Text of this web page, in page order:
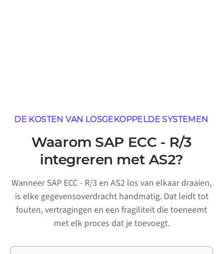
DE KOSTEN VAN LOSGEKOPPELDE SYSTEMEN
Waarom SAP ECC - R/3
integreren met AS2?
Wanneer SAP ECC - R/3 en AS2 los van elkaar draaien,
is elke gegevensoverdracht handmatig. Dat leidt tot
fouten, vertragingen en een fragiliteit die toeneemt
met elk proces dat je toevoegt.